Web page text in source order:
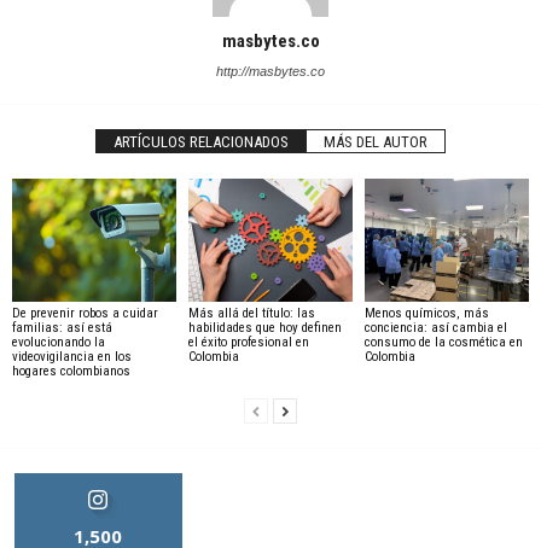
masbytes.co
http://masbytes.co
ARTÍCULOS RELACIONADOS MÁS DEL AUTOR
De prevenir robos a cuidar
familias: así está
evolucionando la
videovigilancia en los
hogares colombianos
Más allá del título: las
habilidades que hoy definen
el éxito profesional en
Colombia
Menos químicos, más
conciencia: así cambia el
consumo de la cosmética en
Colombia
1,500